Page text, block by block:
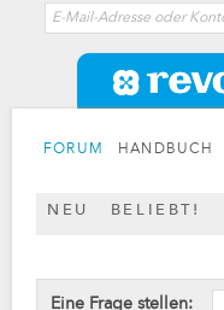
FORUM HANDBUCH
NEU BELIEBT!
Eine Frage stellen: